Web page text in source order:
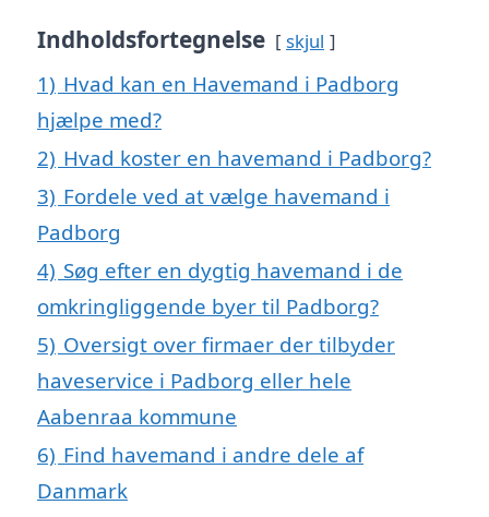
Indholdsfortegnelse skjul
1) Hvad kan en Havemand i Padborg
hjælpe med?
2) Hvad koster en havemand i Padborg?
3) Fordele ved at vælge havemand i
Padborg
4) Søg efter en dygtig havemand i de
omkringliggende byer til Padborg?
5) Oversigt over firmaer der tilbyder
haveservice i Padborg eller hele
Aabenraa kommune
6) Find havemand i andre dele af
Danmark